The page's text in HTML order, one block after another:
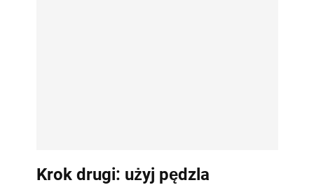
Krok drugi: użyj pędzla